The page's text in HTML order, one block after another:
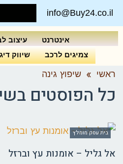
info@Buy24.co.il
אינטרנט עיצוב
צמיגים לרכב
שיווק
ראשי » שיפוץ גינה
כל הפוסטים ב
בית עסק מומלץ
אל גליל – אומנות עץ וברזל